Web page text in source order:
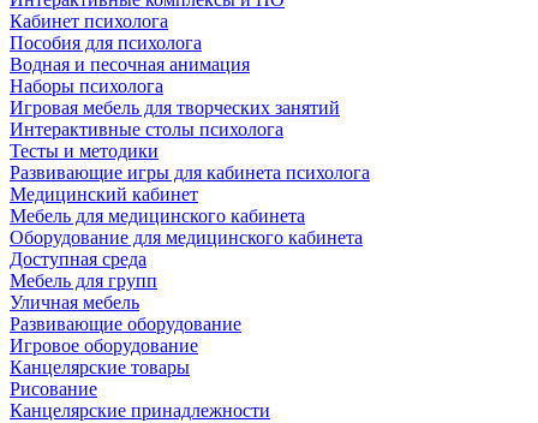
Кабинет психолога
Пособия для психолога
Водная и песочная анимация
Наборы психолога
Игровая мебель для творческих занятий
Интерактивные столы психолога
Тесты и методики
Развивающие игры для кабинета психолога
Медицинский кабинет
Мебель для медицинского кабинета
Оборудование для медицинского кабинета
Доступная среда
Мебель для групп
Уличная мебель
Развивающие оборудование
Игровое оборудование
Канцелярские товары
Рисование
Канцелярские принадлежности